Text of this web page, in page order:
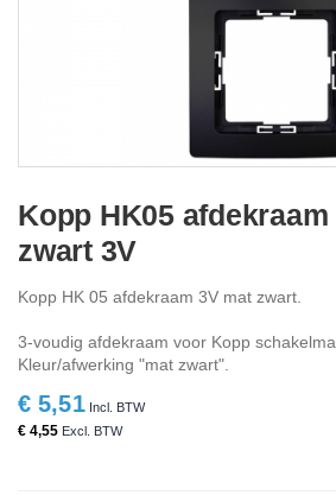
naar
het
begin
de
gallerij
Kopp HK05 afdekraam
zwart 3V
Kopp HK 05 afdekraam 3V mat zwart.
3-voudig afdekraam voor Kopp
Kleur/afwerking "mat zwart".
€ 5,51
€ 4,55